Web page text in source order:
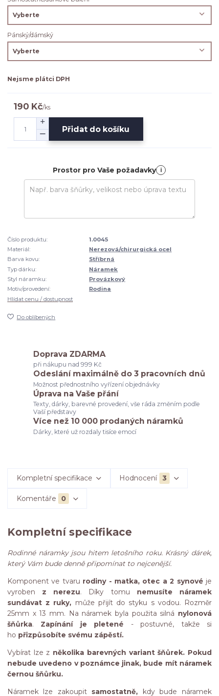
Pánský/dámský
Nejsme plátci DPH
190 Kč/ks
Přidat do košíku
Prostor pro Vaše požadavky i
Číslo produktu:
1.0045
Materiál:
Nerezová/chirurgická ocel
Barva kovu:
Stříbrná
Typ dárku:
Náramek
Styl náramku:
Provázkový
Motiv/provedení:
Rodina
Hlídat cenu / dostupnost
Do oblíbených
Doprava ZDARMA
při nákupu nad 999 Kč
Odeslání maximálně do 3 pracovních dnů
Možnost přednostního vyřízení objednávky
Úprava na Vaše přání
Texty, dárky, barevné provedení, vše ráda změním podle
Vaší představy
Více než 10 000 prodaných náramků
Dárky, které už rozdaly tisíce emocí
Kompletní specifikace Hodnocení 3
Komentáře 0
Kompletní specifikace
Rodinné náramky jsou hitem letošního roku. Krásný dárek,
který Vám bude denně připomínat to nejcenější.
Komponent ve tvaru rodiny - matka, otec a 2 synové je
vyroben z nerezu. Díky tomu nemusíte náramek
sundávat z ruky, může přijít do styku s vodou. Rozměr
25mm x 13 mm. Na náramek byla použita silná nylonová
šňůrka. Zapínání je pletené - postuvné, takže si
ho přizpůsobíte svému zápěstí.
Vybírat lze z několika barevných variant šňůrek. Pokud
nebude uvedeno v poznámce jinak, bude mít náramek
černou šňůrku.
Náramek lze zakoupit samostatně, kdy bude náramek